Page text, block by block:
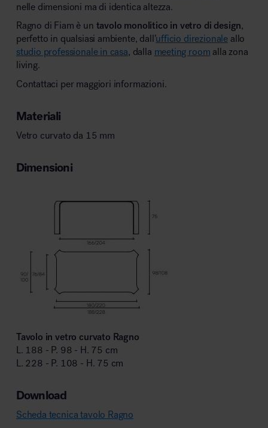
nelle dimensioni ma di identica altezza.
Ragno di Fiam è un tavolo monolitico in vetro di design,
perfetto in qualsiasi ambiente, dall’ufficio direzionale allo
studio professionale in casa, dalla meeting room alla zona
living.
Contattaci per maggiori informazioni.
Materiali
Vetro curvato da 15 mm
Dimensioni
Tavolo in vetro curvato Ragno
L. 188 - P. 98 - H. 75 cm
L. 228 - P. 108 - H. 75 cm
Download
Scheda tecnica tavolo Ragno